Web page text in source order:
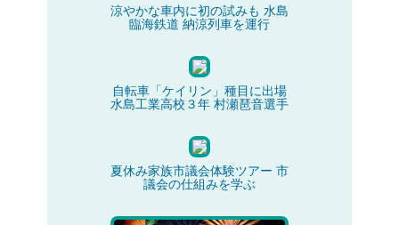
涼やかな車内に初の試みも 水島
臨海鉄道 納涼列車を運行
自転車「ケイリン」種目に出場
水島工業高校３年 村瀬琶音選手
夏休み家族市議会体験ツアー 市
議会の仕組みを学ぶ